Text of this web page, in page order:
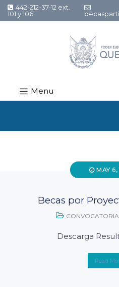
442-212-37-12 ext.
101 y 106.
Menu
MAY
Becas por
Descarga
Read